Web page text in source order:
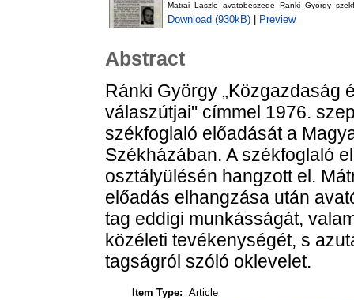
Download (930kB) Preview
Abstract
Ránki György
válaszútjai" címmel 1976.
székfoglaló előadását a
Székházában. A székfoglaló
osztályülésén hangzott el.
előadás elhangzása után
tag eddigi munkásságát,
közéleti tevékenységét, s
tagságról szóló oklevelet.
Item Type: Article